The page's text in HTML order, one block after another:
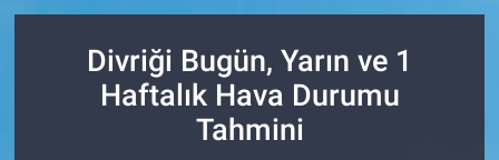
Divriği Bugün, Yarın ve 1
Haftalık Hava Durumu
Tahmini
Tüm Manşetler
Son Dakika Haberleri